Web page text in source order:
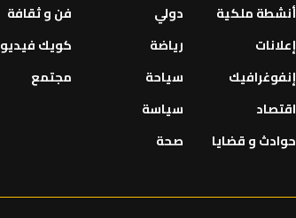
أنشطة ملكية
إعلانات
إنفوغرافيك
اقتصاد
حوادث و قضايا
دولي
رياضة
سياحة
سياسة
صحة
فن و ثقافة
كويك فيديو
مجتمع